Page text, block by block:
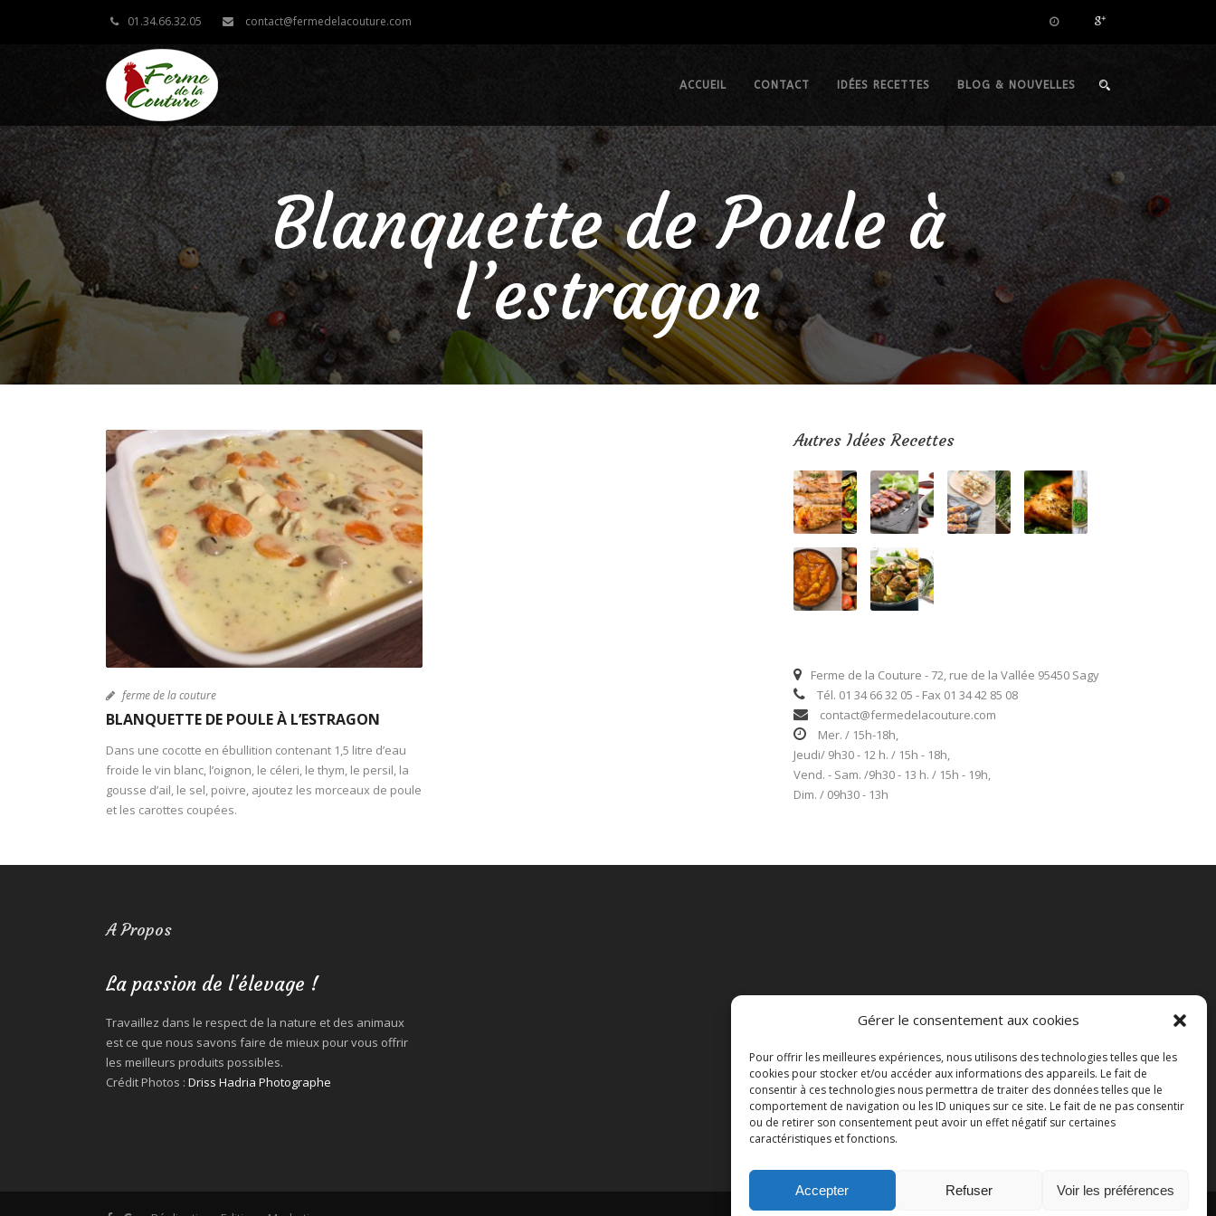
Gérer le consentement aux cookies
Pour offrir les meilleures expériences, nous utilisons des technologies telles que les
cookies pour stocker et/ou accéder aux informations des appareils. Le fait de
consentir à ces technologies nous permettra de traiter des données telles que le
comportement de navigation ou les ID uniques sur ce site. Le fait de ne pas consentir
ou de retirer son consentement peut avoir un effet négatif sur certaines
caractéristiques et fonctions.
Accepter Refuser Voir les préférences
01.34.66.32.05 contact@fermedelacouture.com
ACCUEIL CONTACT IDÉES RECETTES BLOG & NOUVELLES
Blanquette de Poule à
l’estragon
ferme de la couture
BLANQUETTE DE POULE À L’ESTRAGON
Dans une cocotte en ébullition contenant 1,5 litre d’eau
froide le vin blanc, l’oignon, le céleri, le thym, le persil, la
gousse d’ail, le sel, poivre, ajoutez les morceaux de poule
et les carottes coupées.
Autres Idées Recettes
Ferme de la Couture - 72, rue de la Vallée 95450 Sagy
Tél. 01 34 66 32 05 - Fax 01 34 42 85 08
contact@fermedelacouture.com
Mer. / 15h-18h,
Jeudi/ 9h30 - 12 h. / 15h - 18h,
Vend. - Sam. /9h30 - 13 h. / 15h - 19h,
Dim. / 09h30 - 13h
A Propos
La passion de l'élevage !
Travaillez dans le respect de la nature et des animaux
est ce que nous savons faire de mieux pour vous offrir
les meilleurs produits possibles.
Crédit Photos : Driss Hadria Photographe